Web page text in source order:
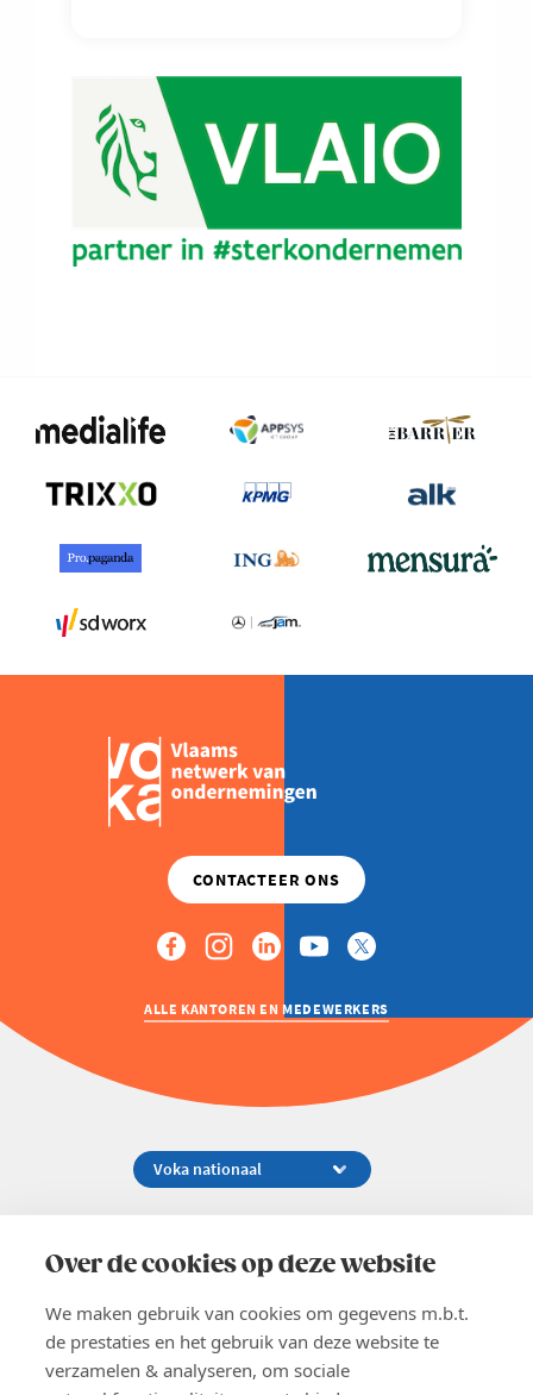
Over de cookies op deze website
We maken gebruik van cookies om gegevens m.b.t.
de prestaties en het gebruik van deze website te
verzamelen & analyseren, om sociale
ALLE KANTOREN EN MEDEWERKERS
02 229 81 11